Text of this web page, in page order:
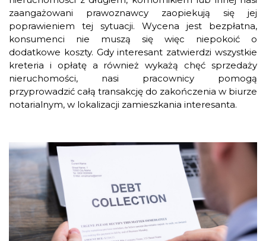
zaangażowani prawoznawcy zaopiekują się jej
poprawieniem tej sytuacji. Wycena jest bezpłatna,
konsumenci nie muszą się więc niepokoić o
dodatkowe koszty. Gdy interesant zatwierdzi wszystkie
kreteria i opłatę a również wykażą chęć sprzedaży
nieruchomości, nasi pracownicy pomogą
przyprowadzić całą transakcję do zakończenia w biurze
notarialnym, w lokalizacji zamieszkania interesanta.